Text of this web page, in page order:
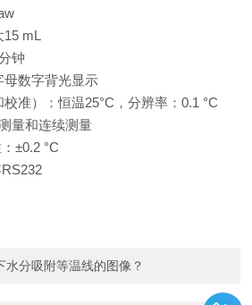
15 mL
钟
母数字背光显示
准）：恒温25°C ，分辨率：0.1 °C
量和连续测量
±0.2 °C
RS232
水分吸附等温线的图像？